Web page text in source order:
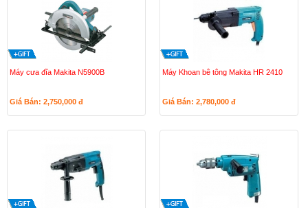
Máy cưa đĩa Makita N5900B
Giá Bán: 2,750,000 đ
Máy Khoan bê tông Makita HR 2410
Giá Bán: 2,780,000 đ